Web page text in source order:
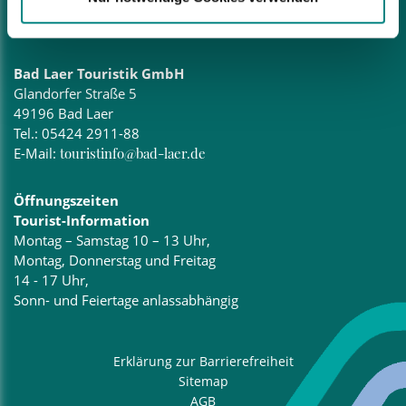
Montag, 15 – 17 Uhr
Donnerstag, 15 – 18 Uhr
Bad Laer Touristik GmbH
Glandorfer Straße 5
49196 Bad Laer
Tel.: 05424 2911-88
E-Mail: touristinfo@bad-laer.de
Öffnungszeiten
Tourist-Information
Montag – Samstag 10 – 13 Uhr,
Montag, Donnerstag und Freitag
14 - 17 Uhr,
Sonn- und Feiertage anlassabhängig
Erklärung zur Barrierefreiheit
Sitemap
AGB